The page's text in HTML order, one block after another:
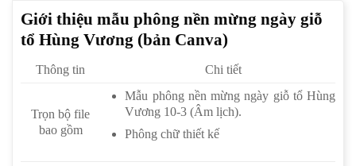
Giới thiệu mẫu phông nền mừng ngày giỗ
tổ Hùng Vương (bản Canva)
Thông tin Chi tiết
Trọn bộ file
bao gồm
Mẫu phông nền mừng ngày giỗ tổ Hùng
Vương 10-3 (Âm lịch).
Phông chữ thiết kế